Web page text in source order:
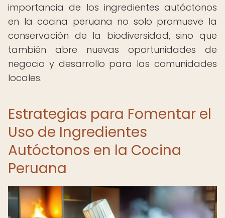
importancia de los ingredientes autóctonos
en la cocina peruana no solo promueve la
conservación de la biodiversidad, sino que
también abre nuevas oportunidades de
negocio y desarrollo para las comunidades
locales.
Estrategias para Fomentar el
Uso de Ingredientes
Autóctonos en la Cocina
Peruana